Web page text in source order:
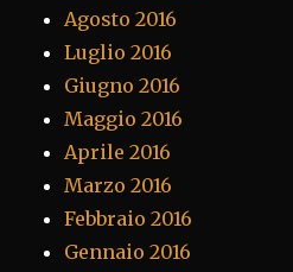
Agosto 2016
Luglio 2016
Giugno 2016
Maggio 2016
Aprile 2016
Marzo 2016
Febbraio 2016
Gennaio 2016